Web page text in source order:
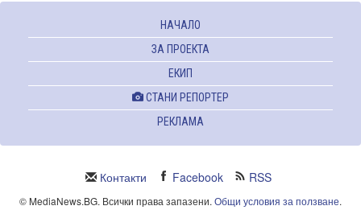
НАЧАЛО
ЗА ПРОЕКТА
ЕКИП
СТАНИ РЕПОРТЕР
РЕКЛАМА
Контакти Facebook RSS
© MediaNews.BG. Всички права запазени. Общи условия за ползване.